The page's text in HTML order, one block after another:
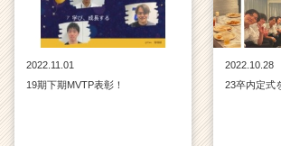
2022.11.01
19期下期MVTP表彰！
2022.10.28
23卒内定式